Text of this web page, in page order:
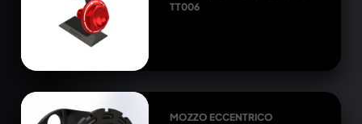
TT006
MOZZO ECCENTRICO